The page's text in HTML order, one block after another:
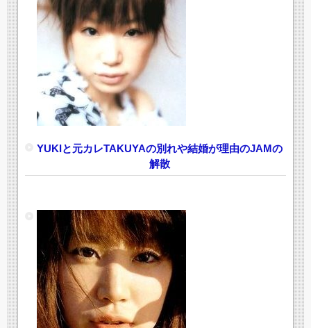
YUKIと元カレTAKUYAの別れや結婚が理由のJAMの
解散